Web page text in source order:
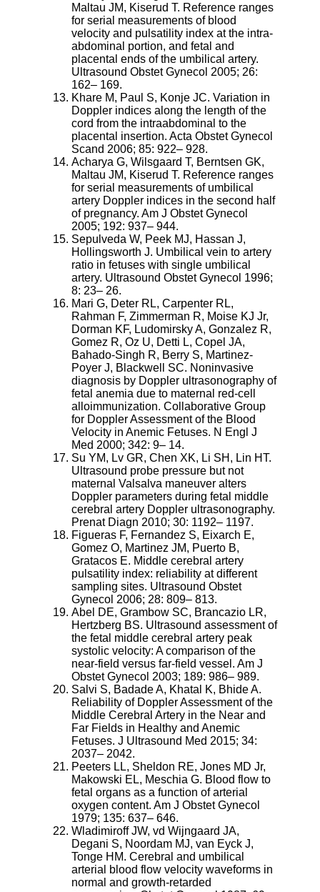
Maltau JM, Kiserud T. Reference ranges
for serial measurements of blood
velocity and pulsatility index at the intra-
abdominal portion, and fetal and
placental ends of the umbilical artery.
Ultrasound Obstet Gynecol 2005; 26:
162– 169.
Khare M, Paul S, Konje JC. Variation in
Doppler indices along the length of the
cord from the intraabdominal to the
placental insertion. Acta Obstet Gynecol
Scand 2006; 85: 922– 928.
Acharya G, Wilsgaard T, Berntsen GK,
Maltau JM, Kiserud T. Reference ranges
for serial measurements of umbilical
artery Doppler indices in the second half
of pregnancy. Am J Obstet Gynecol
2005; 192: 937– 944.
Sepulveda W, Peek MJ, Hassan J,
Hollingsworth J. Umbilical vein to artery
ratio in fetuses with single umbilical
artery. Ultrasound Obstet Gynecol 1996;
8: 23– 26.
Mari G, Deter RL, Carpenter RL,
Rahman F, Zimmerman R, Moise KJ Jr,
Dorman KF, Ludomirsky A, Gonzalez R,
Gomez R, Oz U, Detti L, Copel JA,
Bahado-Singh R, Berry S, Martinez-
Poyer J, Blackwell SC. Noninvasive
diagnosis by Doppler ultrasonography of
fetal anemia due to maternal red-cell
alloimmunization. Collaborative Group
for Doppler Assessment of the Blood
Velocity in Anemic Fetuses. N Engl J
Med 2000; 342: 9– 14.
Su YM, Lv GR, Chen XK, Li SH, Lin HT.
Ultrasound probe pressure but not
maternal Valsalva maneuver alters
Doppler parameters during fetal middle
cerebral artery Doppler ultrasonography.
Prenat Diagn 2010; 30: 1192– 1197.
Figueras F, Fernandez S, Eixarch E,
Gomez O, Martinez JM, Puerto B,
Gratacos E. Middle cerebral artery
pulsatility index: reliability at different
sampling sites. Ultrasound Obstet
Gynecol 2006; 28: 809– 813.
Abel DE, Grambow SC, Brancazio LR,
Hertzberg BS. Ultrasound assessment of
the fetal middle cerebral artery peak
systolic velocity: A comparison of the
near-field versus far-field vessel. Am J
Obstet Gynecol 2003; 189: 986– 989.
Salvi S, Badade A, Khatal K, Bhide A.
Reliability of Doppler Assessment of the
Middle Cerebral Artery in the Near and
Far Fields in Healthy and Anemic
Fetuses. J Ultrasound Med 2015; 34:
2037– 2042.
Peeters LL, Sheldon RE, Jones MD Jr,
Makowski EL, Meschia G. Blood flow to
fetal organs as a function of arterial
oxygen content. Am J Obstet Gynecol
1979; 135: 637– 646.
Wladimiroff JW, vd Wijngaard JA,
Degani S, Noordam MJ, van Eyck J,
Tonge HM. Cerebral and umbilical
arterial blood flow velocity waveforms in
normal and growth-retarded